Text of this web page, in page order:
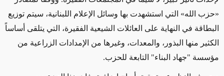
«حزب الله» التي استشهدت بها وسائل الإعلام اللبنانية، سيتم توزيع
البطاقة في النهاية على العائلات الشيعية الفقيرة، التي يتلقى أساساً
الكثير منها البذور، والمعدات، وغيرها من الإمدادات الزراعية من
مؤسسة "جهاد البناء" التابعة للحزب.